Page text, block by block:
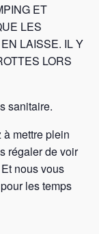
ET
LES
LAISSE. IL Y
LORS
sanitaire.
à mettre plein
régaler de voir
nous vous
les temps